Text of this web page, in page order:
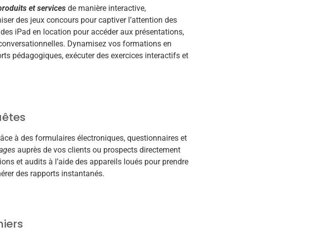
et servicesde manière interactive,
des jeux concours pour captiver l’attention des
iPad en location pour accéder aux présentations,
Dynamisez vos formations en
pédagogiques, exécuter des exercices interactifs et
à des formulaires électroniques, questionnaires et
auprès de vos clients ou prospects directement
et audits à l’aide des appareils loués pour prendre
des rapports instantanés.